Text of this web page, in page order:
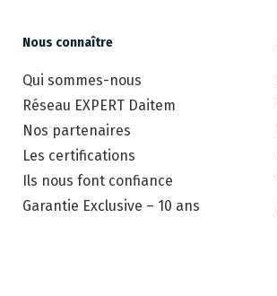
Nous connaître
Qui sommes-nous
Réseau EXPERT Daitem
Nos partenaires
Les certifications
Ils nous font confiance
Garantie Exclusive – 10 ans